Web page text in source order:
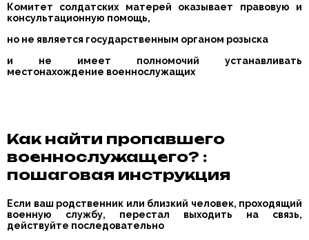
Комитет солдатских матерей оказывает правовую и
консультационную помощь,
но не является государственным органом розыска
и не имеет полномочий устанавливать
местонахождение военнослужащих
Как найти пропавшего
военнослужащего? :
пошаговая инструкция
Если ваш родственник или близкий человек, проходящий
военную службу, перестал выходить на связь,
действуйте последовательно